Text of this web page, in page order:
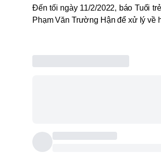
Đến tối ngày 11/2/2022, báo Tuổi
Phạm Văn Trường Hận để xử lý về